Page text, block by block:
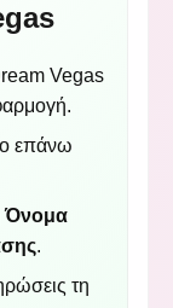
Vegas
επάνω
Όνομα
.
τη